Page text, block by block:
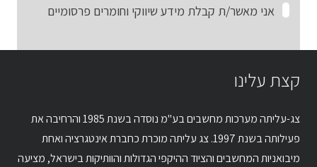
אני מאשר/ת קבלת מידע שיווקי וחומרים פרסומיים
קצת עלינו
צג-עליתה מערכות מחשבים בע"מ נוסדה בשנת 1985 והרחיבה את
פעילותה בשנת 1997. צג עליתה מוכרת כחברת אינטגרציה ואחת
מיבואניות המחשבים והציוד ההיקפי הגדולות והוותיקות בישראל, מציעה